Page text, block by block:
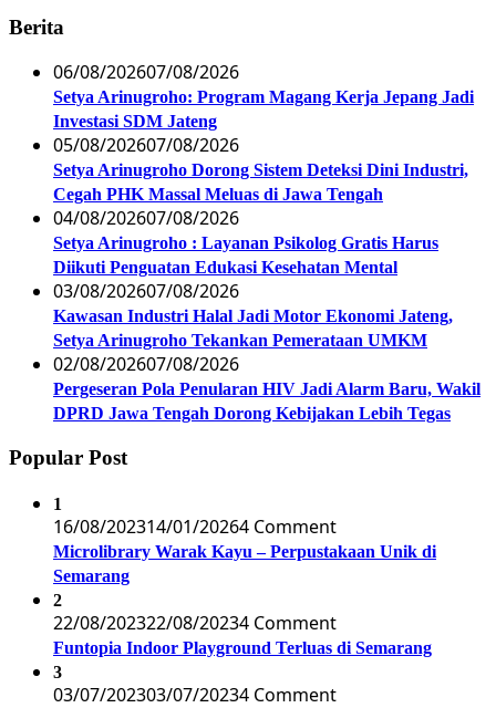
Berita
06/08/202607/08/2026
Setya Arinugroho: Program Magang Kerja Jepang Jadi
Investasi SDM Jateng
05/08/202607/08/2026
Setya Arinugroho Dorong Sistem Deteksi Dini Industri,
Cegah PHK Massal Meluas di Jawa Tengah
04/08/202607/08/2026
Setya Arinugroho : Layanan Psikolog Gratis Harus
Diikuti Penguatan Edukasi Kesehatan Mental
03/08/202607/08/2026
Kawasan Industri Halal Jadi Motor Ekonomi Jateng,
Setya Arinugroho Tekankan Pemerataan UMKM
02/08/202607/08/2026
Pergeseran Pola Penularan HIV Jadi Alarm Baru, Wakil
DPRD Jawa Tengah Dorong Kebijakan Lebih Tegas
Popular Post
1
16/08/202314/01/20264 Comment
Microlibrary Warak Kayu – Perpustakaan Unik di
Semarang
2
22/08/202322/08/20234 Comment
Funtopia Indoor Playground Terluas di Semarang
3
03/07/202303/07/20234 Comment